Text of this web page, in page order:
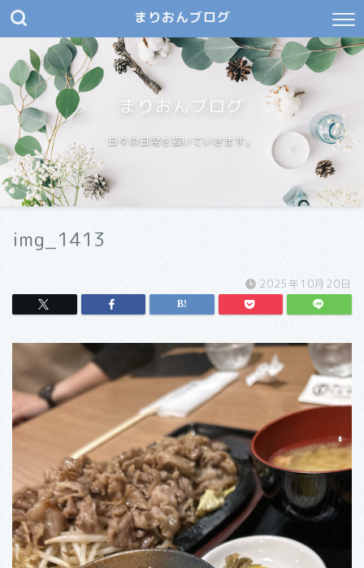
まりおんブログ
まりおんブログ
日々の日常を描いていきます。
img_1413
2025年10月20日